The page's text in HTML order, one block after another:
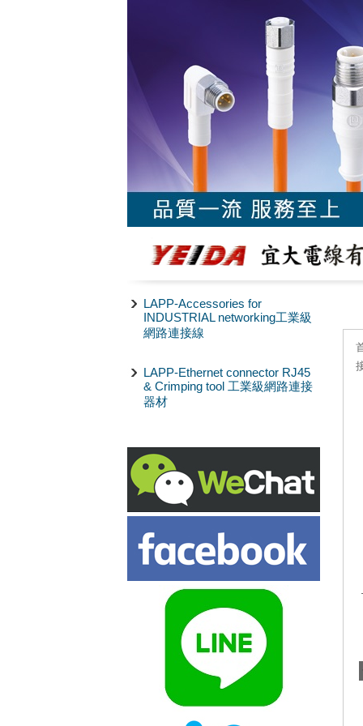
LAPP-Accessories for
INDUSTRIAL networking工業級
網路連接線
LAPP-Ethernet connector RJ45
& Crimping tool 工業級網路連接
器材